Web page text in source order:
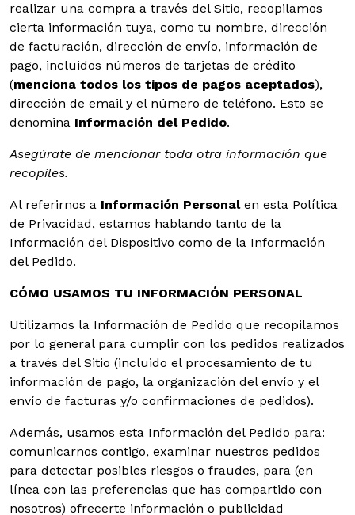
realizar una compra a través del Sitio, recopilamos
cierta información tuya, como tu nombre, dirección
de facturación, dirección de envío, información de
pago, incluidos números de tarjetas de crédito
(menciona todos los tipos de pagos aceptados),
dirección de email y el número de teléfono. Esto se
denomina Información del Pedido.
Asegúrate de mencionar toda otra información que
recopiles.
Al referirnos a Información Personalen esta Política
de Privacidad, estamos hablando tanto de la
Información del Dispositivo como de la Información
del Pedido.
CÓMO USAMOS TU INFORMACIÓN PERSONAL
Utilizamos la Información de Pedido que recopilamos
por lo general para cumplir con los pedidos realizados
a través del Sitio (incluido el procesamiento de tu
información de pago, la organización del envío y el
envío de facturas y/o confirmaciones de pedidos).
Además, usamos esta Información del Pedido para:
comunicarnos contigo, examinar nuestros pedidos
para detectar posibles riesgos o fraudes, para (en
línea con las preferencias que has compartido con
nosotros) ofrecerte información o publicidad